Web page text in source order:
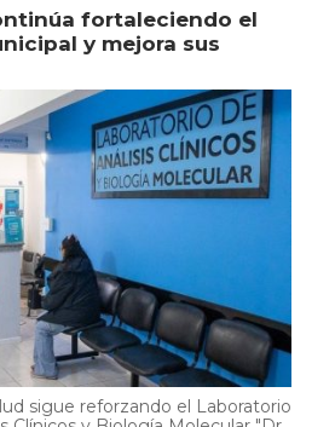
fortaleciendo el
y mejora sus
sigue reforzando el Laboratorio